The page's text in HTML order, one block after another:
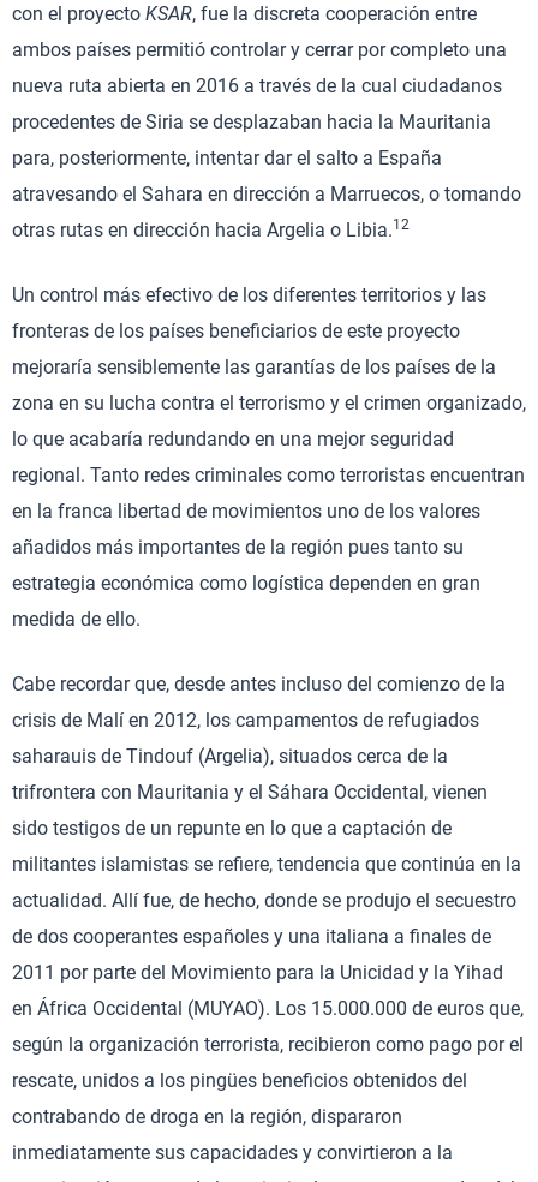
con el proyecto KSAR, fue la discreta cooperación entre
ambos países permitió controlar y cerrar por completo una
nueva ruta abierta en 2016 a través de la cual ciudadanos
procedentes de Siria se desplazaban hacia la Mauritania
para, posteriormente, intentar dar el salto a España
atravesando el Sahara en dirección a Marruecos, o tomando
otras rutas en dirección hacia Argelia o Libia.12
Un control más efectivo de los diferentes territorios y las
fronteras de los países beneficiarios de este proyecto
mejoraría sensiblemente las garantías de los países de la
zona en su lucha contra el terrorismo y el crimen organizado,
lo que acabaría redundando en una mejor seguridad
regional. Tanto redes criminales como terroristas encuentran
en la franca libertad de movimientos uno de los valores
añadidos más importantes de la región pues tanto su
estrategia económica como logística dependen en gran
medida de ello.
Cabe recordar que, desde antes incluso del comienzo de la
crisis de Malí en 2012, los campamentos de refugiados
saharauis de Tindouf (Argelia), situados cerca de la
trifrontera con Mauritania y el Sáhara Occidental, vienen
sido testigos de un repunte en lo que a captación de
militantes islamistas se refiere, tendencia que continúa en la
actualidad. Allí fue, de hecho, donde se produjo el secuestro
de dos cooperantes españoles y una italiana a finales de
2011 por parte del Movimiento para la Unicidad y la Yihad
en África Occidental (MUYAO). Los 15.000.000 de euros que,
según la organización terrorista, recibieron como pago por el
rescate, unidos a los pingües beneficios obtenidos del
contrabando de droga en la región, dispararon
inmediatamente sus capacidades y convirtieron a la